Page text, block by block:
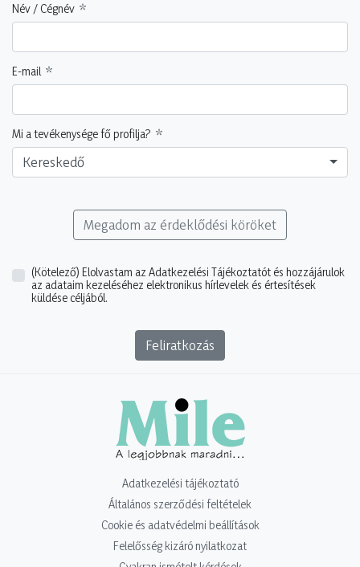
Név / Cégnév
E-mail
Mi a tevékenysége fő profilja?
Kereskedő
Megadom az érdeklődési köröket
(Kötelező) Elolvastam az Adatkezelési Tájékoztatót és hozzájárulok
az adataim kezeléséhez elektronikus hírlevelek és értesítések
küldése céljából.
Feliratkozás
Adatkezelési tájékoztató
Általános szerződési feltételek
Cookie és adatvédelmi beállítások
Felelősség kizáró nyilatkozat